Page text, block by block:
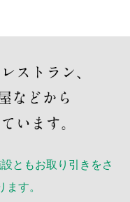
ともお取り引きをさ
ます。